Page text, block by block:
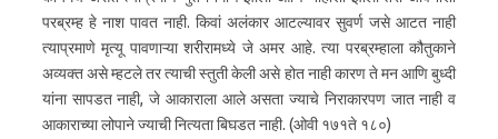
परब्रम्ह हे नाश पावत नाही. किवां अलंकार आटल्यावर सुवर्ण जसे आटत नाही
त्याप्रमाणे मृत्यू पावणाऱ्या शरीरामध्ये जे अमर आहे. त्या परब्रम्हाला कौतुकाने
अव्यक्त असे म्हटले तर त्याची स्तुती केली असे होत नाही कारण ते मन आणि बुध्दी
यांना सापडत नाही, जे आकाराला आले असता ज्याचे निराकारपण जात नाही व
आकाराच्या लोपाने ज्याची नित्यता बिघडत नाही. (ओवी १७१ते १८०)